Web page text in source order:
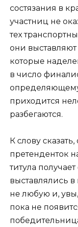
состязания в
участниц не
тех
они
которые
в число
приходится
разбегаются.
К слову
претенденток
титула
выставлялись в
не любую и,
пока не